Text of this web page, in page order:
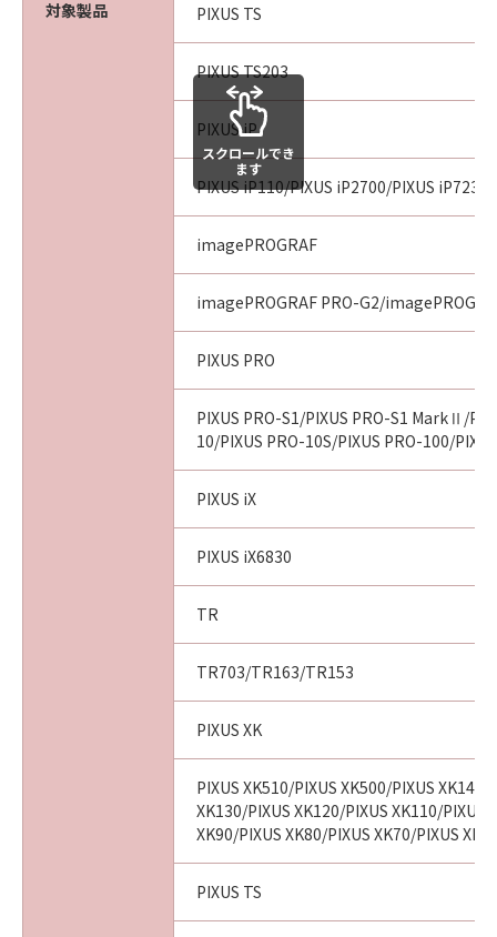
対象製品 PIXUS TS
PIXUS TS203
PIXUS iP
PIXUS iP110/PIXUS iP2700/PIXUS
imagePROGRAF
imagePROGRAF PRO-G2/
PIXUS PRO
PIXUS PRO-S1/PIXUS PRO-S1 MarkⅡ/
10/PIXUS PRO-10S/PIXUS PRO-100/
PIXUS iX
PIXUS iX6830
TR
TR703/TR163/TR153
PIXUS XK
PIXUS XK510/PIXUS XK500/PIXUS XK140/
XK130/PIXUS XK120/PIXUS XK110/PIXUS
XK90/PIXUS XK80/PIXUS XK70/PIXUS
PIXUS TS
スクロールでき
ます